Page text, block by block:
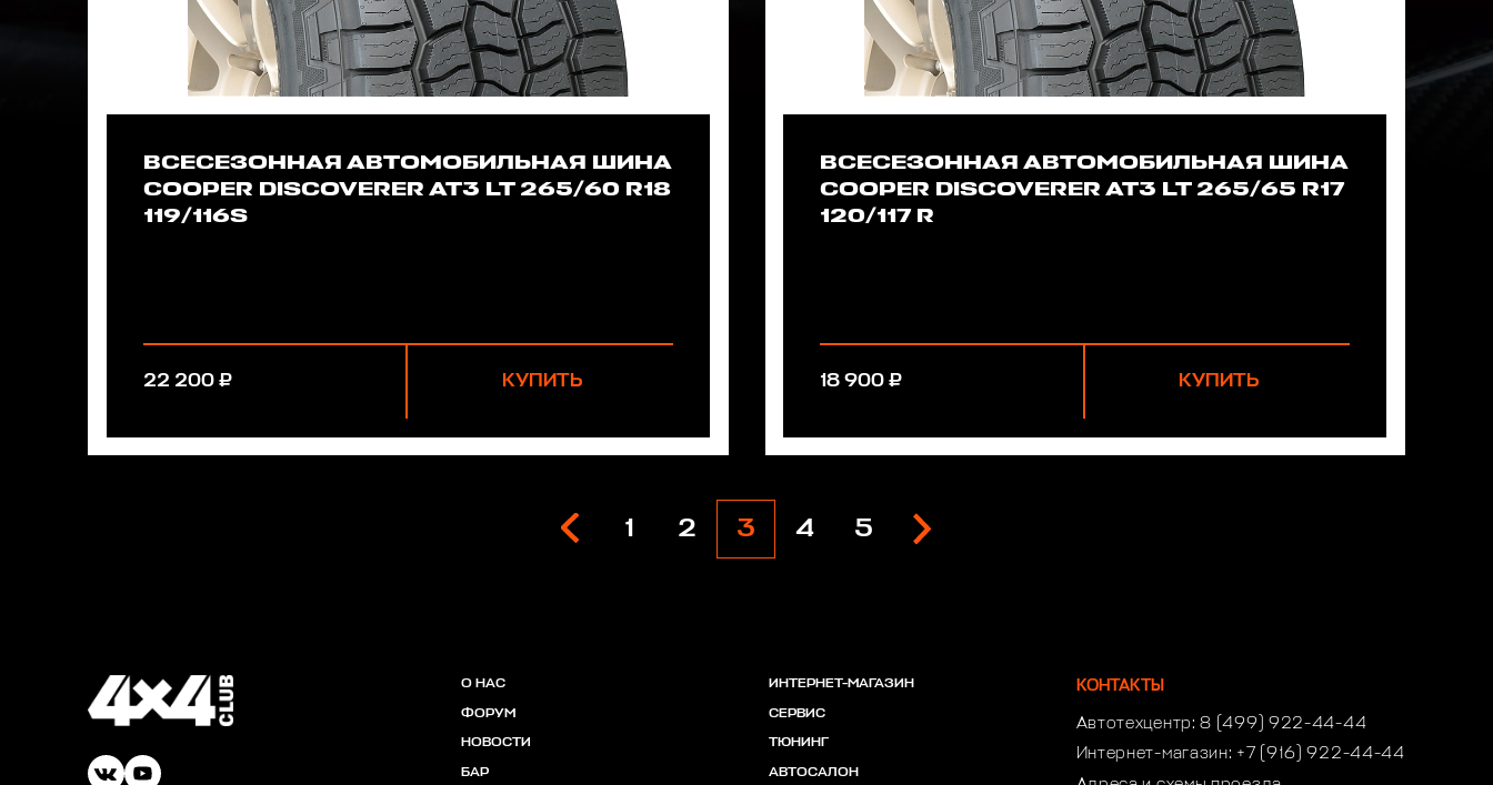
ВСЕСЕЗОННАЯ АВТОМОБИЛЬНАЯ ШИНА
COOPER DISCOVERER AT3 LT 265/60 R18
119/116S
22 200 ₽ КУПИТЬ
ВСЕСЕЗОННАЯ АВТОМОБИЛЬНАЯ ШИНА
COOPER DISCOVERER AT3 LT 265/65 R17
120/117 R
18 900 ₽ КУПИТЬ
1 2 3 4 5
О НАС
ФОРУМ
НОВОСТИ
БАР
ИНТЕРНЕТ-МАГАЗИН
СЕРВИС
ТЮНИНГ
АВТОСАЛОН
КОНТАКТЫ
Автотехцентр:8 (499) 922-44-44
Интернет-магазин: +7 (916) 922-44-44